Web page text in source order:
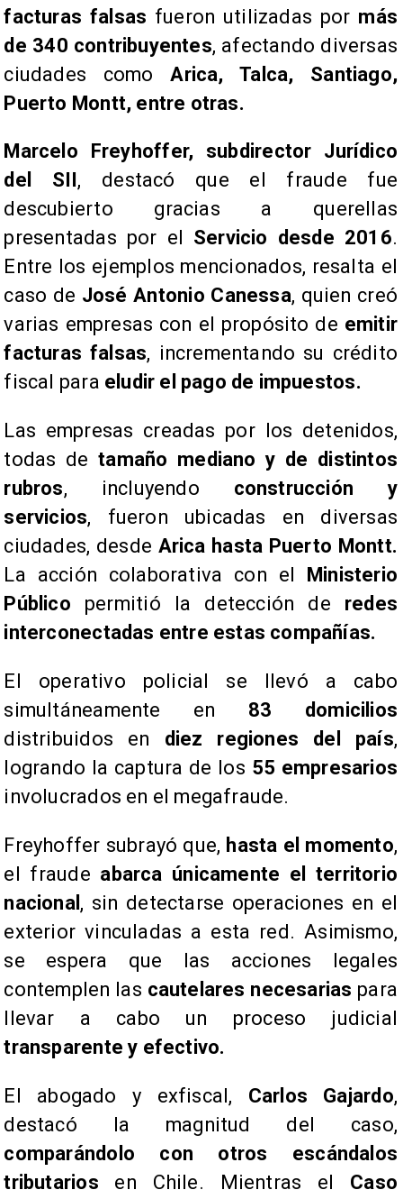
facturas falsas fueron utilizadas por más
de 340 contribuyentes, afectando diversas
ciudades como Arica, Talca, Santiago,
Puerto Montt, entre otras.
​Marcelo Freyhoffer, subdirector Jurídico
del SII , destacó que el fraude fue
descubierto gracias a querellas
presentadas por el Servicio desde 2016.
Entre los ejemplos mencionados, resalta el
caso de José Antonio Canessa, quien creó
varias empresas con el propósito de emitir
facturas falsas, incrementando su crédito
fiscal para eludir el pago de impuestos.
Las empresas creadas por los detenidos,
todas detamaño mediano y de distintos
rubros, incluyendo construcción y
servicios, fueron ubicadas en diversas
ciudades, desde Arica hasta Puerto Montt.
La acción colaborativa con el
Ministerio
Público permitió la detección de redes
interconectadas entre estas compañías.
​El operativo policial se llevó a cabo
simultáneamente en 83 domicilios
distribuidos en diez regiones del país,
logrando la captura de los 55 empresarios
involucrados en el megafraude.
​Freyhoffer subrayó que, hasta el momento,
el fraude abarca únicamente el territorio
nacional , sin detectarse operaciones en el
exterior vinculadas a esta red. Asimismo,
se espera que las acciones legales
contemplen las cautelares necesarias para
llevar a cabo un proceso judicial
transparente y efectivo.
​El abogado y exfiscal, Carlos Gajardo,
destacó la magnitud del caso,
comparándolo con otros escándalos
tributarios en Chile. Mientras el Caso